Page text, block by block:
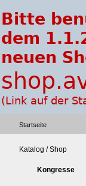
Startseite
Katalog / Shop
Kongresse